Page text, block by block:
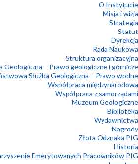
O Instytucie
Misja i wizja
Strategia
Statut
Dyrekcja
Rada Naukowa
Struktura organizacyjna
Geologiczna – Prawo geologiczne i górnicze
Służba Geologiczna – Prawo wodne
Współpraca międzynarodowa
Współpraca z samorządami
Muzeum Geologiczne
Biblioteka
Wydawnictwa
Nagrody
Złota Odznaka PIG
Historia
Emerytowanych Pracowników PIG